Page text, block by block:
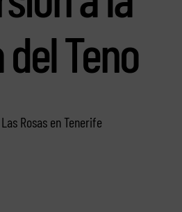
Teno
Rosas en Tenerife